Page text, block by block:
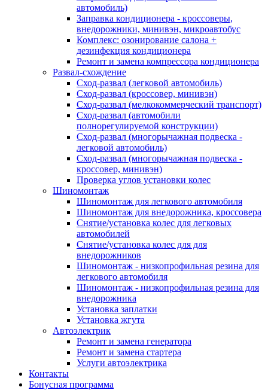
автомобиль)
Заправка кондиционера - кроссоверы,
внедорожники, минивэн, микроавтобус
Комплекс: озонирование салона +
дезинфекция кондиционера
Ремонт и замена компрессора кондиционера
Развал-схождение
Сход-развал (легковой автомобиль)
Сход-развал (кроссовер, минивэн)
Сход-развал (мелкокоммерческий транспорт)
Сход-развал (автомобили
полнорегулируемой конструкции)
Сход-развал (многорычажная подвеска -
легковой автомобиль)
Сход-развал (многорычажная подвеска -
кроссовер, минивэн)
Проверка углов установки колес
Шиномонтаж
Шиномонтаж для легкового автомобиля
Шиномонтаж для внедорожника, кроссовера
Снятие/установка колес для легковых
автомобилей
Снятие/установка колес для для
внедорожников
Шиномонтаж - низкопрофильная резина для
легкового автомобиля
Шиномонтаж - низкопрофильная резина для
внедорожника
Установка заплатки
Установка жгута
Автоэлектрик
Ремонт и замена генератора
Ремонт и замена стартера
Услуги автоэлектрика
Контакты
Бонусная программа